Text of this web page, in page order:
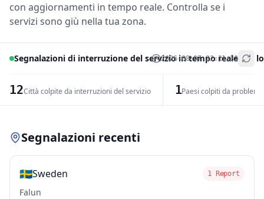
con aggiornamenti in tempo reale. Controlla se i
servizi sono giù nella tua zona.
Segnalazioni di interruzione del servizio in tempo reale per
2026-08-07 22:11:33
12Città colpite da interruzioni del servizio 1Paesi colpiti da
+
Segnalazioni recenti
🇸🇪Sweden 1 Report
Falun